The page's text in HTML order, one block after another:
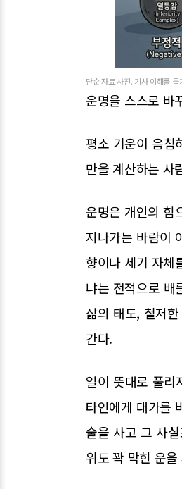
단순 자료 사진. 기사 이해를
운명을 스스로 바
평소 기운이 음침
만을 계산하는 사
운명은 개인의 힘
지나가는 바람이
향이나 세기 자체
냐는 전적으로 배
삶의 태도, 철저
간다.
일이 뜻대로 풀리
타인에게 대가를
술을 사고 그 사
위도 꽉 막힌 운